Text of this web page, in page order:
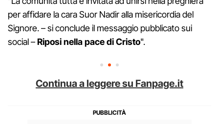
per affidare la cara Suor Nadir alla misericordia del
Signore. – si conclude il messaggio pubblicato sui
social –Riposi nella pace di Cristo".
Continua a leggere su Fanpage.it